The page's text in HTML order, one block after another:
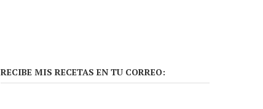
RECIBE MIS RECETAS EN TU CORREO: